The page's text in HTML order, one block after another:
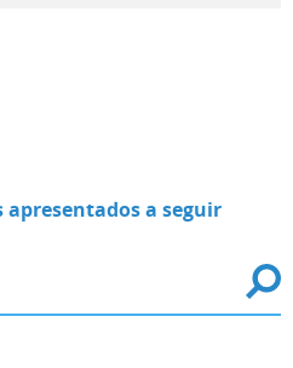
apresentados a seguir